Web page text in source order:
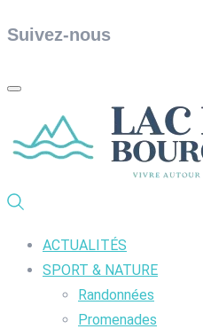
Suivez-nous
ACTUALITÉS
SPORT & NATURE
Randonnées
Promenades